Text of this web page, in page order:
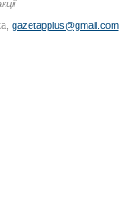
gazetapplus@gmail.com